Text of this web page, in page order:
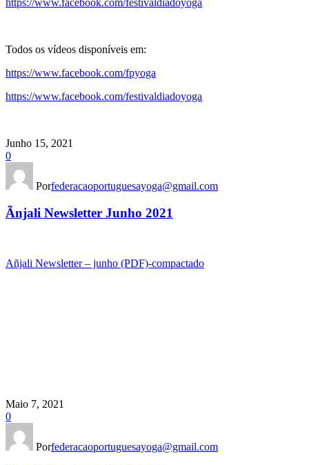
https://www.facebook.com/festivaldiadoyoga
Todos os vídeos disponíveis em:
https://www.facebook.com/fpyoga
https://www.facebook.com/festivaldiadoyoga
Junho 15, 2021
0
Porfederacaoportuguesayoga@gmail.com
Ãnjali Newsletter Junho 2021
Añjali Newsletter – junho (PDF)-compactado
Maio 7, 2021
0
Porfederacaoportuguesayoga@gmail.com